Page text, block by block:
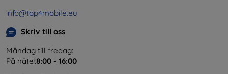
info@top4mobile.eu
Skriv till oss
Måndag till fredag:
På nätet8:00 - 16:00